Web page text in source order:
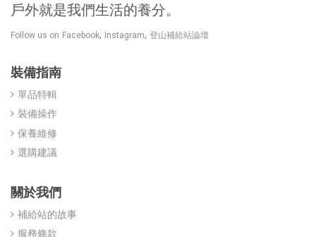
戶外就是我們生活的養分。
Follow us on Facebook, Instagram, 登山補給站論壇
裝備指南
單品特輯
裝備操作
保養維修
選購建議
關於我們
補給站的故事
服務條款